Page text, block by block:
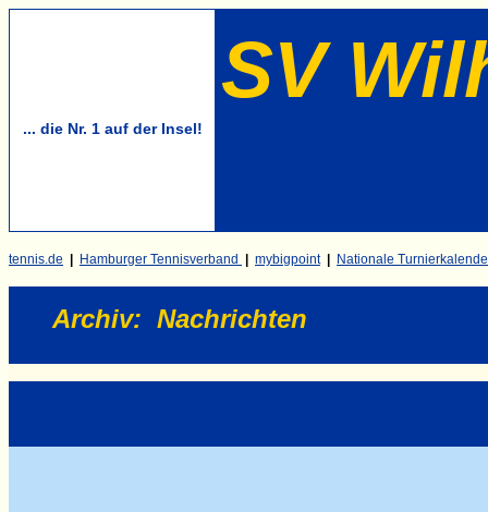
... die Nr. 1 auf der Insel!
SV
tennis.de Hamburger Tennisverband mybigpoint Nationale
Archiv: Nachrichten